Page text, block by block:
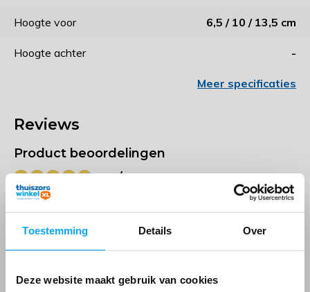
Toestemming Details Over
Deze website maakt gebruik van cookies
Hoogte voor 6,5 / 10 / 13,5 cm
Hoogte achter -
Meer specificaties
Reviews
Product beoordelingen
4.7 / 5
gebruik.